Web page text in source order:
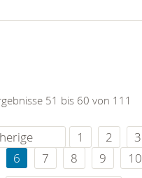
51 bis 60 von 111
1 2 3
6 7 8 9
10